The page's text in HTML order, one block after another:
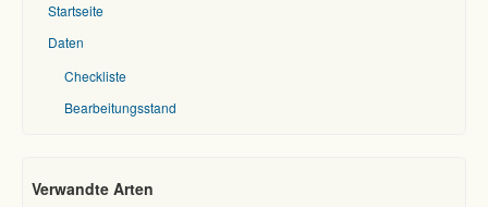
Startseite
Daten
Checkliste
Bearbeitungsstand
Verwandte Arten